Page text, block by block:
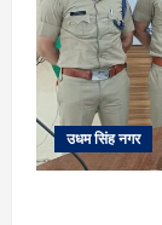
उधम सिंह नगर